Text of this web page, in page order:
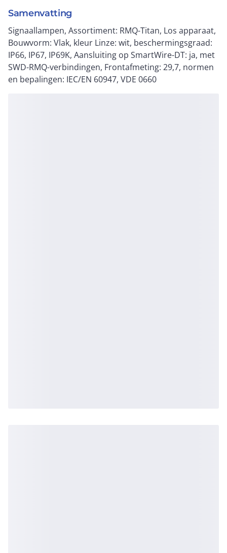
Samenvatting
Signaallampen, Assortiment: RMQ-Titan, Los apparaat,
Bouwvorm: Vlak, kleur Linze: wit, beschermingsgraad:
IP66, IP67, IP69K, Aansluiting op SmartWire-DT: ja, met
SWD-RMQ-verbindingen, Frontafmeting: 29,7, normen
en bepalingen: IEC/EN 60947, VDE 0660